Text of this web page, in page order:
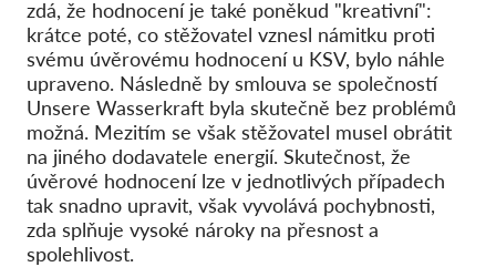
zdá, že hodnocení je také poněkud "kreativní":
krátce poté, co stěžovatel vznesl námitku proti
svému úvěrovému hodnocení u KSV, bylo náhle
upraveno. Následně by smlouva se společností
Unsere Wasserkraft byla skutečně bez problémů
možná. Mezitím se však stěžovatel musel obrátit
na jiného dodavatele energií. Skutečnost, že
úvěrové hodnocení lze v jednotlivých případech
tak snadno upravit, však vyvolává pochybnosti,
zda splňuje vysoké nároky na přesnost a
spolehlivost.